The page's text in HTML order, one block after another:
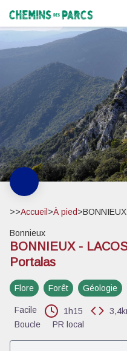
Chemins des Parcs
>>Accueil >À pied>
Bonnieux
BONNIEUX -
Portalas
Flore Forêt Géologie
Facile 1h15
Boucle
PR local